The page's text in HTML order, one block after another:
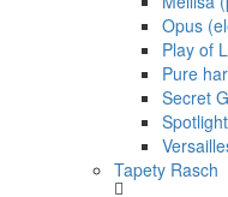
Opus
Play of
Pure
Secret
Tapety Rasch